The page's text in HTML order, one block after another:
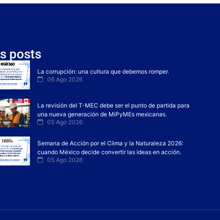
posts
La corrupción: una cultura que debemos romper.
06 Ago 2026
La revisión del T-MEC debe ser el punto de partida para
una nueva generación de MiPyMEs mexicanas.
05 Ago 2026
Semana de Acción por el Clima y la Naturaleza 2026:
cuando México decide convertir las ideas en acción.
05 Ago 2026